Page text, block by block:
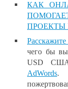
КАК
чего бы вы
USD США
AdWords.